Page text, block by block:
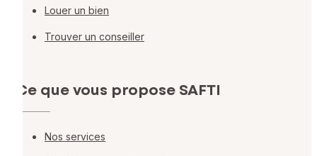
Louer un bien
Trouver un conseiller
Ce que vous propose SAFTI
Nos services